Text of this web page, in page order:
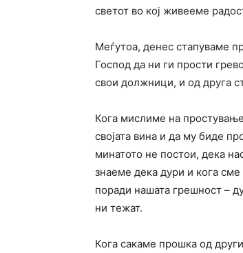
светот во кој живееме
Меѓутоа, денес стапуваме
Господ да ни ги прости
свои должници, и од друга
Кога мислиме на
својата вина и да му биде
минатото не постои, дека
знаеме дека дури и кога
поради нашата грешност –
ни тежат.
Кога сакаме прошка од